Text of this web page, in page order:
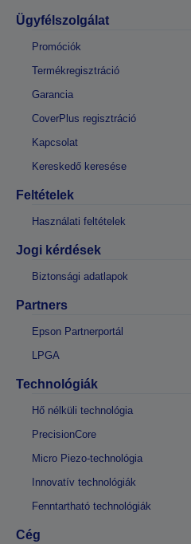
Ügyfélszolgálat
Promóciók
Termékregisztráció
Garancia
CoverPlus regisztráció
Kapcsolat
Kereskedő keresése
Feltételek
Használati feltételek
Jogi kérdések
Biztonsági adatlapok
Partners
Epson Partnerportál
LPGA
Technológiák
Hő nélküli technológia
PrecisionCore
Micro Piezo-technológia
Innovatív technológiák
Fenntartható technológiák
Cég